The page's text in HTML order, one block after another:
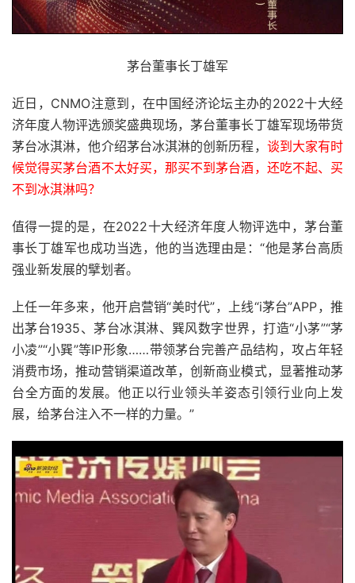
茅台董事长丁雄军
近日，CNMO注意到，在中国经济论坛主办的2022十大经
济年度人物评选颁奖盛典现场，茅台董事长丁雄军现场带货
茅台冰淇淋，他介绍茅台冰淇淋的创新历程， 谈到大家有时
候觉得买茅台酒不太好买，那买不到茅台酒，还吃不起、买
不到冰淇淋吗？
值得一提的是，在2022十大经济年度人物评选中，茅台董
事长丁雄军也成功当选，他的当选理由是：“他是茅台高质
强业新发展的擘划者。
上任一年多来，他开启营销“美时代”，上线“i茅台”APP，推
出茅台1935、茅台冰淇淋、巽风数字世界，打造“小茅”“茅
小凌”“小巽”等IP形象……带领茅台完善产品结构，攻占年轻
消费市场，推动营销渠道改革，创新商业模式，显著推动茅
台全方面的发展。他正以行业领头羊姿态引领行业向上发
展，给茅台注入不一样的力量。”